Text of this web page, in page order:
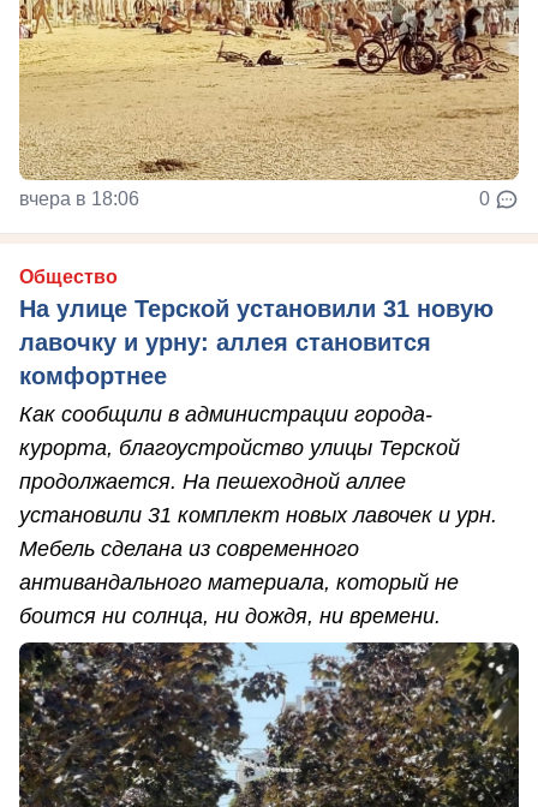
вчера в 18:06 0
Общество
На улице Терской установили 31 новую
лавочку и урну: аллея становится
комфортнее
Как сообщили в администрации города-
курорта, благоустройство улицы Терской
продолжается. На пешеходной аллее
установили 31 комплект новых лавочек и урн.
Мебель сделана из современного
антивандального материала, который не
боится ни солнца, ни дождя, ни времени.